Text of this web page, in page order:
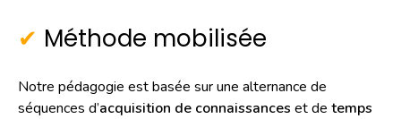
Méthode mobilisée
Notre pédagogie est basée sur une alternance de
séquences d’acquisition de connaissances et de temps